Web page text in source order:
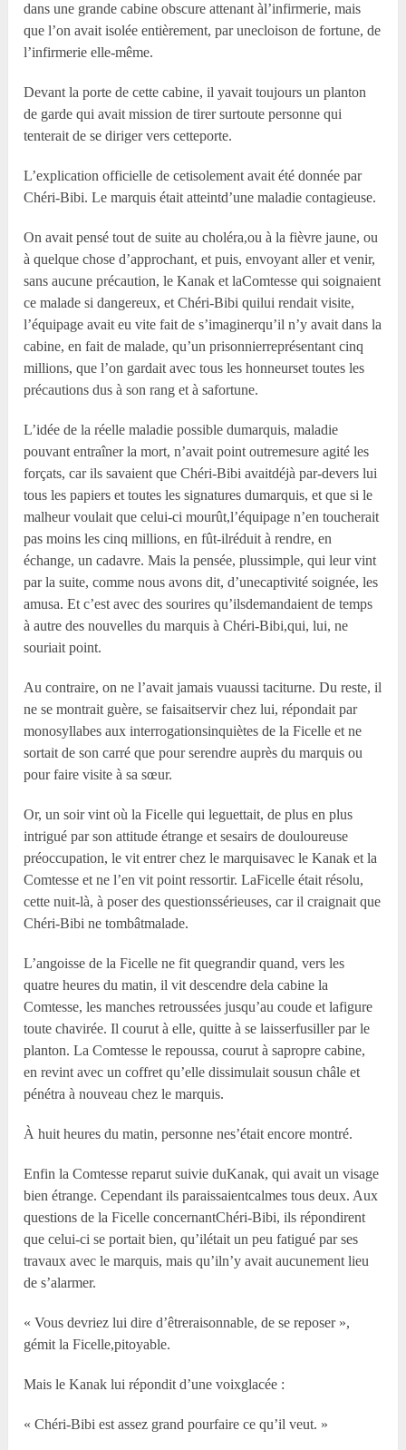
dans une grande cabine obscure attenant àl’infirmerie, mais
que l’on avait isolée entièrement, par unecloison de fortune, de
l’infirmerie elle-même.
Devant la porte de cette cabine, il yavait toujours un planton
de garde qui avait mission de tirer surtoute personne qui
tenterait de se diriger vers cetteporte.
L’explication officielle de cetisolement avait été donnée par
Chéri-Bibi. Le marquis était atteintd’une maladie contagieuse.
On avait pensé tout de suite au choléra,ou à la fièvre jaune, ou
à quelque chose d’approchant, et puis, envoyant aller et venir,
sans aucune précaution, le Kanak et laComtesse qui soignaient
ce malade si dangereux, et Chéri-Bibi quilui rendait visite,
l’équipage avait eu vite fait de s’imaginerqu’il n’y avait dans la
cabine, en fait de malade, qu’un prisonnierreprésentant cinq
millions, que l’on gardait avec tous les honneurset toutes les
précautions dus à son rang et à safortune.
L’idée de la réelle maladie possible dumarquis, maladie
pouvant entraîner la mort, n’avait point outremesure agité les
forçats, car ils savaient que Chéri-Bibi avaitdéjà par-devers lui
tous les papiers et toutes les signatures dumarquis, et que si le
malheur voulait que celui-ci mourût,l’équipage n’en toucherait
pas moins les cinq millions, en fût-ilréduit à rendre, en
échange, un cadavre. Mais la pensée, plussimple, qui leur vint
par la suite, comme nous avons dit, d’unecaptivité soignée, les
amusa. Et c’est avec des sourires qu’ilsdemandaient de temps
à autre des nouvelles du marquis à Chéri-Bibi,qui, lui, ne
souriait point.
Au contraire, on ne l’avait jamais vuaussi taciturne. Du reste, il
ne se montrait guère, se faisaitservir chez lui, répondait par
monosyllabes aux interrogationsinquiètes de la Ficelle et ne
sortait de son carré que pour serendre auprès du marquis ou
pour faire visite à sa sœur.
Or, un soir vint où la Ficelle qui leguettait, de plus en plus
intrigué par son attitude étrange et sesairs de douloureuse
préoccupation, le vit entrer chez le marquisavec le Kanak et la
Comtesse et ne l’en vit point ressortir. LaFicelle était résolu,
cette nuit-là, à poser des questionssérieuses, car il craignait que
Chéri-Bibi ne tombâtmalade.
L’angoisse de la Ficelle ne fit quegrandir quand, vers les
quatre heures du matin, il vit descendre dela cabine la
Comtesse, les manches retroussées jusqu’au coude et lafigure
toute chavirée. Il courut à elle, quitte à se laisserfusiller par le
planton. La Comtesse le repoussa, courut à sapropre cabine,
en revint avec un coffret qu’elle dissimulait sousun châle et
pénétra à nouveau chez le marquis.
À huit heures du matin, personne nes’était encore montré.
Enfin la Comtesse reparut suivie duKanak, qui avait un visage
bien étrange. Cependant ils paraissaientcalmes tous deux. Aux
questions de la Ficelle concernantChéri-Bibi, ils répondirent
que celui-ci se portait bien, qu’ilétait un peu fatigué par ses
travaux avec le marquis, mais qu’iln’y avait aucunement lieu
de s’alarmer.
« Vous devriez lui dire d’êtreraisonnable, de se reposer »,
gémit la Ficelle,pitoyable.
Mais le Kanak lui répondit d’une voixglacée :
« Chéri-Bibi est assez grand pourfaire ce qu’il veut. »